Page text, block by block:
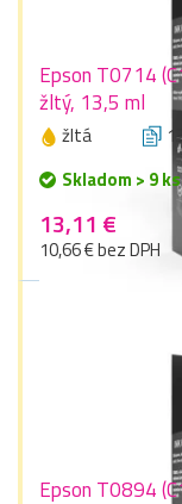
Epson T0714
žltý, 13,5 ml
žltá
Skladom > 9 ks
13,11 €
10,66 € bez DPH
Epson T0894